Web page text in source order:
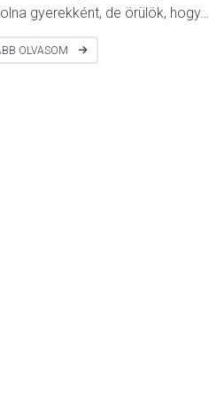
gyerekként, de örülök, hogy…
OLVASOM